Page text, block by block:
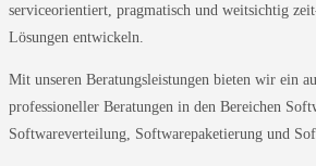
serviceorientiert, pragmatisch und weitsichtig
Lösungen entwickeln.
Mit unseren Beratungsleistungen bieten wir ein
professioneller Beratungen in den Bereichen
Softwareverteilung, Softwarepaketierung und